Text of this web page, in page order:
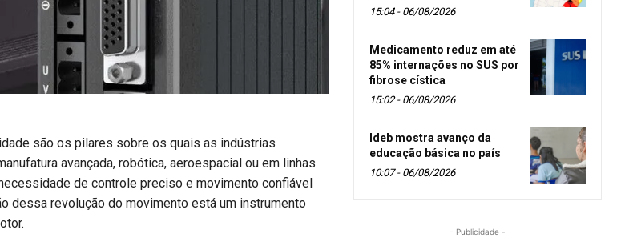
são os pilares sobre os quais as indústrias
avançada, robótica, aeroespacial ou em linhas
de controle preciso e movimento confiável
dessa revolução do movimento está um instrumento
15:04 - 06/08/2026
Medicamento reduz em até
85% internações no SUS por
fibrose cística
15:02 - 06/08/2026
Ideb mostra avanço da
educação básica no país
10:07 - 06/08/2026
- Publicidade -